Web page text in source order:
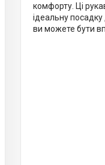
комфорту. Ці
ідеальну
ви можете бути